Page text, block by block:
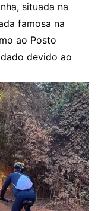
situada na
famosa na
ao Posto
devido ao